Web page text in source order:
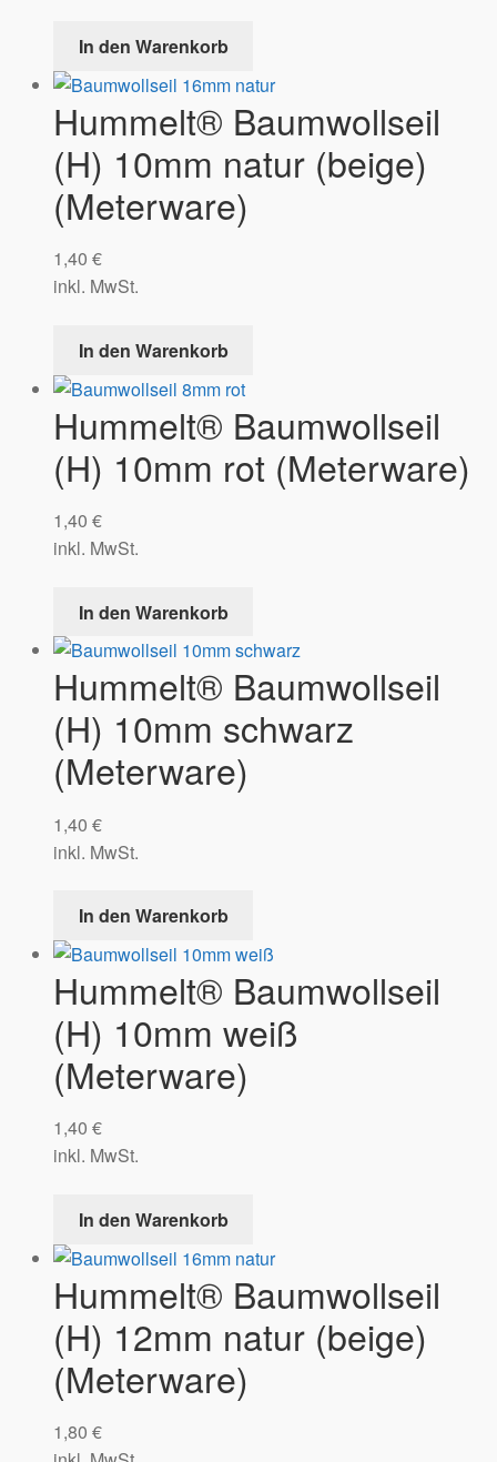
In den Warenkorb
Hummelt® Baumwollseil
(H) 10mm natur (beige)
(Meterware)
1,40 €
inkl. MwSt.
In den Warenkorb
Hummelt® Baumwollseil
(H) 10mm rot (Meterware)
1,40 €
inkl. MwSt.
In den Warenkorb
Hummelt® Baumwollseil
(H) 10mm schwarz
(Meterware)
1,40 €
inkl. MwSt.
In den Warenkorb
Hummelt® Baumwollseil
(H) 10mm weiß
(Meterware)
1,40 €
inkl. MwSt.
In den Warenkorb
Hummelt® Baumwollseil
(H) 12mm natur (beige)
(Meterware)
1,80 €